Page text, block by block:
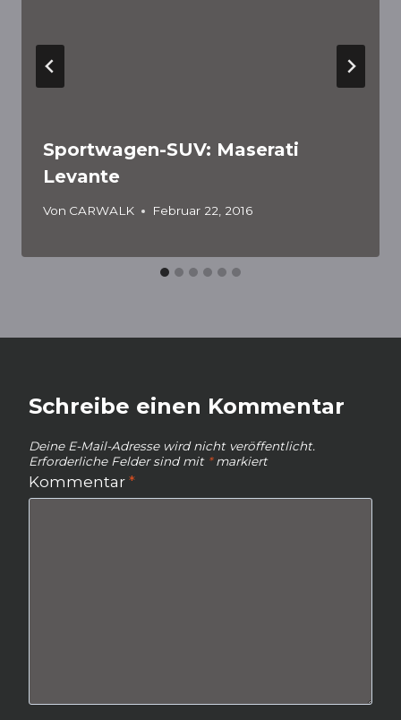
Sportwagen-SUV: Maserati
Levante
Von CARWALK Februar 22, 2016
Schreibe einen Kommentar
Deine E-Mail-Adresse wird nicht veröffentlicht.
Erforderliche Felder sind mit *markiert
Kommentar *